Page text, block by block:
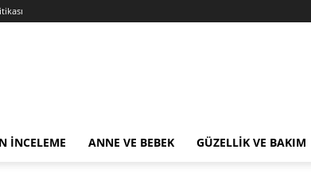
İNCELEME ANNE VE BEBEK GÜZELLIK VE BAKIM